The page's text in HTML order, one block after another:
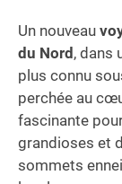
Un nouveau
du Nord, dans
plus connu
perchée au
fascinante
grandioses et
sommets